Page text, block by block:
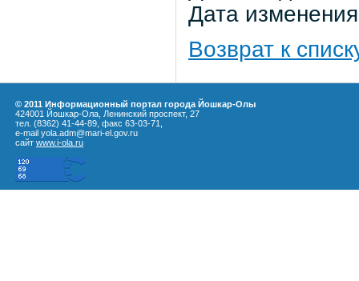
Дата
Возврат к
© 2011 Информационный портал города Йошкар-Олы
424001 Йошкар-Ола, Ленинский проспект, 27
тел. (8362) 41-44-89, факс 63-03-71,
e-mail yola.adm@mari-el.gov.ru
сайт www.i-ola.ru